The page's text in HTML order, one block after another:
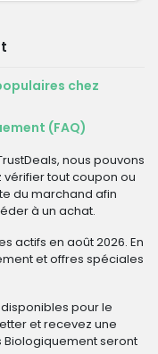
chez
(FAQ)
nous pouvons
tout coupon ou
du marchand afin
à un achat.
actifs en août 2026. En
et offres spéciales
pour le
et recevez une
seront